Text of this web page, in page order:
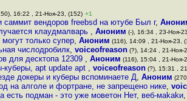
16:22 , 21-Ноя-23, (152) +1
саммит вендоров freebsd на ютубе Был г,
клаудмалварь , Аноним (-), 16:34 , 23-Ноя-
только супер, Аноним (116), 14:09 , 21-Ноя-23,
числодробилк, voiceofreason (?), 14:24 , 21-Ноя-
для десктопа 12309 , Аноним (116), 15:04 , 21-Ноя-
куберы, apt update apt , voiceofreason (?), 15:31 ,
докеры и куберы вспоминаете Д, Аноним
на алголе и фортране, не запрещено нике,
есть подман - это уже моветон Нет, веб-маkаkи,